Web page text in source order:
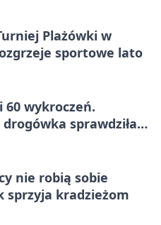
Plażówki w
sportowe lato
wykroczeń.
sprawdziła
nie robią sobie
sprzyja kradzieżom